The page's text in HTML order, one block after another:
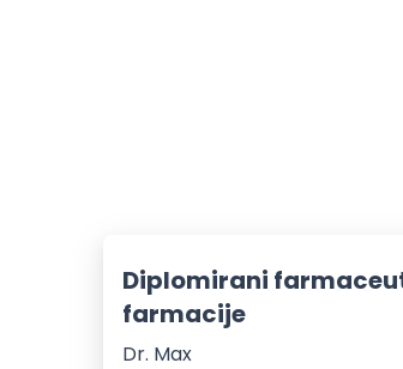
Diplomirani
farmacije
Dr. Max